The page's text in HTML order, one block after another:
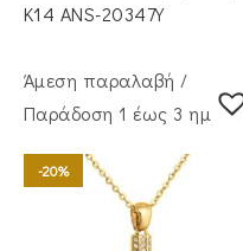
Κ14 ANS-20347Y
Άμεση παραλαβή /
Παράδoση 1 έως 3 ημέρες
-20%